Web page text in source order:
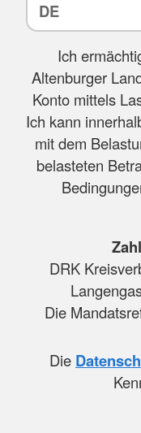
Ich
Altenburger
Konto mittels
Ich kann
mit dem
belasteten
DRK
Die
Die